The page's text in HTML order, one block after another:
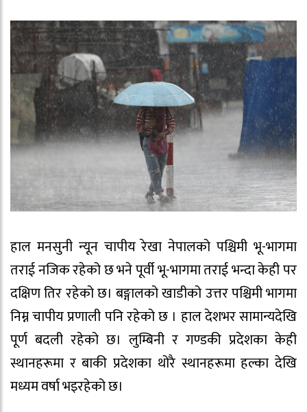
हाल मनसुनी न्यून चापीय रेखा नेपालको पश्चिमी भू-भागमा
तराई नजिक रहेको छ भने पूर्वी भू-भागमा तराई भन्दा केही पर
दक्षिण तिर रहेको छ। बङ्गालको खाडीको उत्तर पश्चिमी भागमा
निम्न चापीय प्रणाली पनि रहेको छ । हाल देशभर सामान्यदेखि
पूर्ण बदली रहेको छ। लुम्बिनी र गण्डकी प्रदेशका केही
स्थानहरूमा र बाकी प्रदेशका थोरै स्थानहरूमा हल्का देखि
मध्यम वर्षा भइरहेको छ।